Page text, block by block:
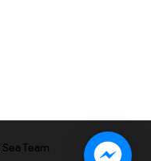
Sea Team